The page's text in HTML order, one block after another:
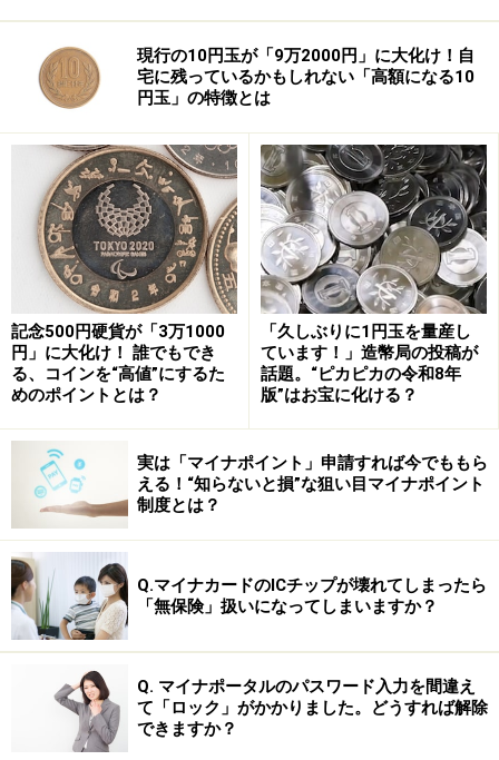
現行の10円玉が「9万2000円」に大化け！自
宅に残っているかもしれない「高額になる10
円玉」の特徴とは
記念500円硬貨が「3万1000
円」に大化け！ 誰でもでき
る、コインを“高値”にするた
めのポイントとは？
「久しぶりに1円玉を量産し
ています！」造幣局の投稿が
話題。“ピカピカの令和8年
版”はお宝に化ける？
実は「マイナポイント」申請すれば今でももら
える！“知らないと損”な狙い目マイナポイント
制度とは？
Q.マイナカードのICチップが壊れてしまったら
「無保険」扱いになってしまいますか？
Q. マイナポータルのパスワード入力を間違え
て「ロック」がかかりました。どうすれば解除
できますか？